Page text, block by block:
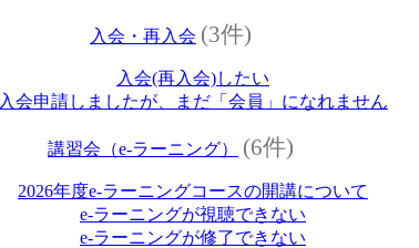
入会・再入会 (3件)
入会(再入会)したい
入会申請しましたが、まだ「会員」になれません
講習会（e‐ラーニング） (6件)
2026年度e‐ラーニングコースの開講について
e‐ラーニングが視聴できない
e‐ラーニングが修了できない